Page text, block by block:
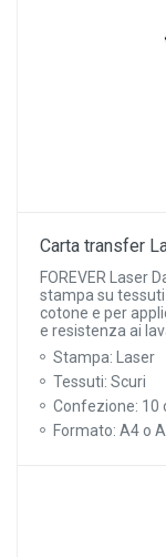
Carta transfer
FOREVER Laser
stampa su tessuti
cotone e per
e resistenza ai
Stampa: Laser
Tessuti: Scuri
Confezione: 10
Formato: A4 o